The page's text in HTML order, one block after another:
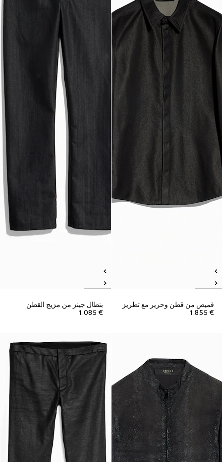
قميص من قطن وحرير مع تطريز
€ 1.855
بنطال جينز من مزيج القطن
€ 1.085